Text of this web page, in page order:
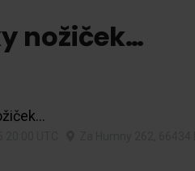
nožiček…